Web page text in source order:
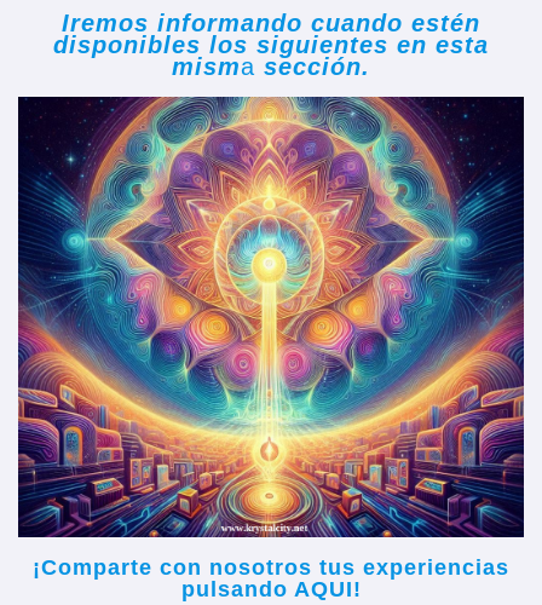
Iremos informando cuando estén
disponibles los siguientes en esta
misma sección.
¡Comparte con nosotros tus experiencias
pulsando AQUI!